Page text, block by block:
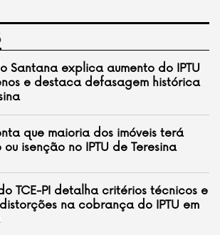
Santana explica aumento do IPTU
e destaca defasagem histórica
que maioria dos imóveis terá
isenção no IPTU de Teresina
TCE-PI detalha critérios técnicos e
na cobrança do IPTU em